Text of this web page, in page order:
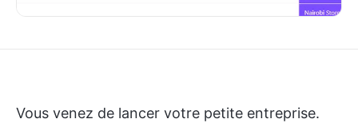
Vous venez de lancer votre petite entreprise.